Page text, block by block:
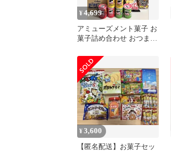
¥4,699
アミューズメント菓子 お
菓子詰め合わせ おつまみ
¥3,600
【匿名配送】お菓子セッ